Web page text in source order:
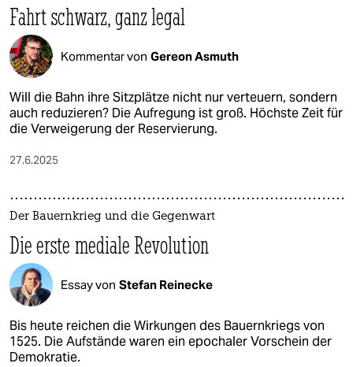
Fahrt schwarz, ganz legal
Kommentar von Gereon Asmuth
Will die Bahn ihre Sitzplätze nicht nur verteuern, sondern
auch reduzieren? Die Aufregung ist groß. Höchste Zeit für
die Verweigerung der Reservierung.
27.6.2025
Der Bauernkrieg und die Gegenwart
Die erste mediale Revolution
Essay von Stefan Reinecke
Bis heute reichen die Wirkungen des Bauernkriegs von
1525. Die Aufstände waren ein epochaler Vorschein der
Demokratie.